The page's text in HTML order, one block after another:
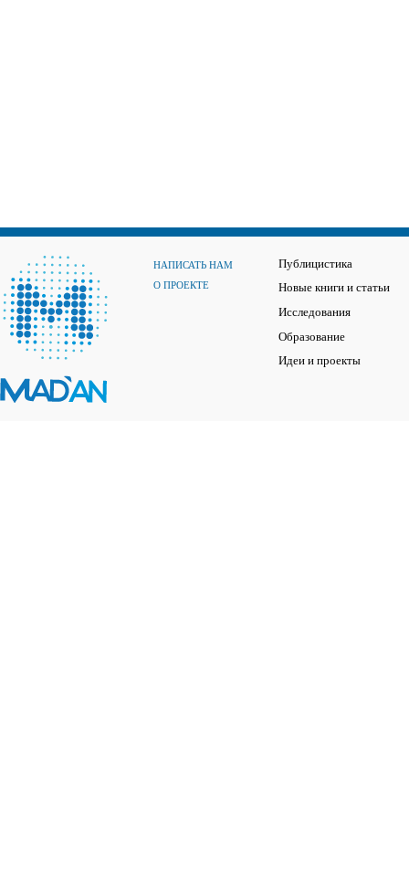
НАПИСАТЬ НАМ
О ПРОЕКТЕ
Публицистика
Новые книги и статьи
Исследования
Образование
Идеи и проекты